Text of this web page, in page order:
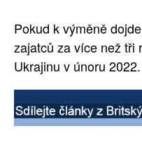
Pokud k výměně
zajatců za více než tři
Ukrajinu v únoru 2022.